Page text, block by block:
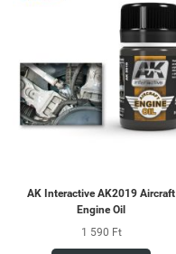
AK Interactive AK2019 Aircraft
Engine Oil
1 590 Ft